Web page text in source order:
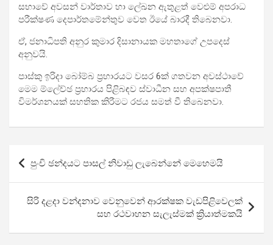
සභාවේ අවසන් වාර්තාව හා ලේඛන ඇතුළත් වෙළුම් අපරාධ
පරීක්ෂණ දෙපාර්තමේන්තුව වෙත ඊයේ බාරදී තිබෙනවා.
ඒ, ජනාධිපති අනුර කුමාර දිසානායක මහතාගේ උපදෙස්
අනුවයි.
පාස්කු ඉරිදා බෝම්බ ප්‍රහාරයට වසර 6ක් ගතවන අවස්ථාවේ
මෙම ම්ලේච්ඡ ප්‍රහාරය පිළිබඳව ස්වාධීන සහ අපක්ෂපාතී
විමර්ශනයක් සහතික කිරීමට රජය සමත් වී තිබෙනවා.
Post
navigation
පුංචි ඡන්දයට පාසල් නිවාඩු ලැබෙන්නේ මෙහෙමයි
සිරි දළදා වන්දනාව වෙනුවෙන් ආරක්ෂක වැඩපිළිවෙලක්
සහ රථවාහන සැලැස්මක් ක්‍රියාත්මකයි